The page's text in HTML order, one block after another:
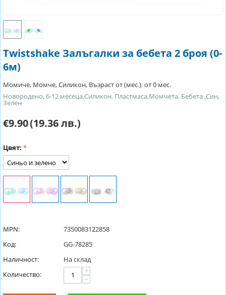
Twistshake Залъгалки за бебета 2 броя (0-
6м)
Момиче, Момче, Силикон, Възраст от (мес.): от 0 мес.
Новородено, 6-12 месеца,Силикон, Пластмаса,Момчета, Бебета ,Син,
Зелен
€9.90(19.36 лв.)
Цвят:
MPN:
7350083122858
Код:
GG-78285
Наличност:
На склад
Количество:
+
−